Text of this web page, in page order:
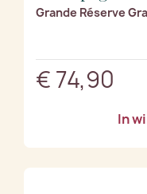
Grande Réserve
€ 74,90
In